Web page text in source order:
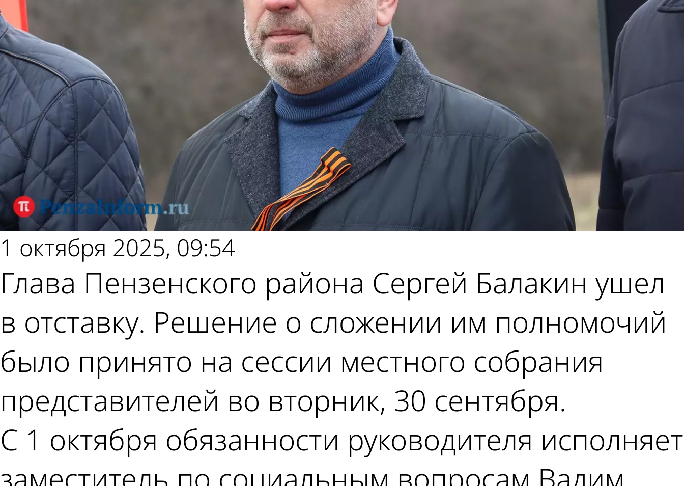
1 октября 2025, 09:54
Глава Пензенского района Сергей Балакин ушел
в отставку. Решение о сложении им полномочий
было принято на сессии местного собрания
представителей во вторник, 30 сентября.
С 1 октября обязанности руководителя исполняет